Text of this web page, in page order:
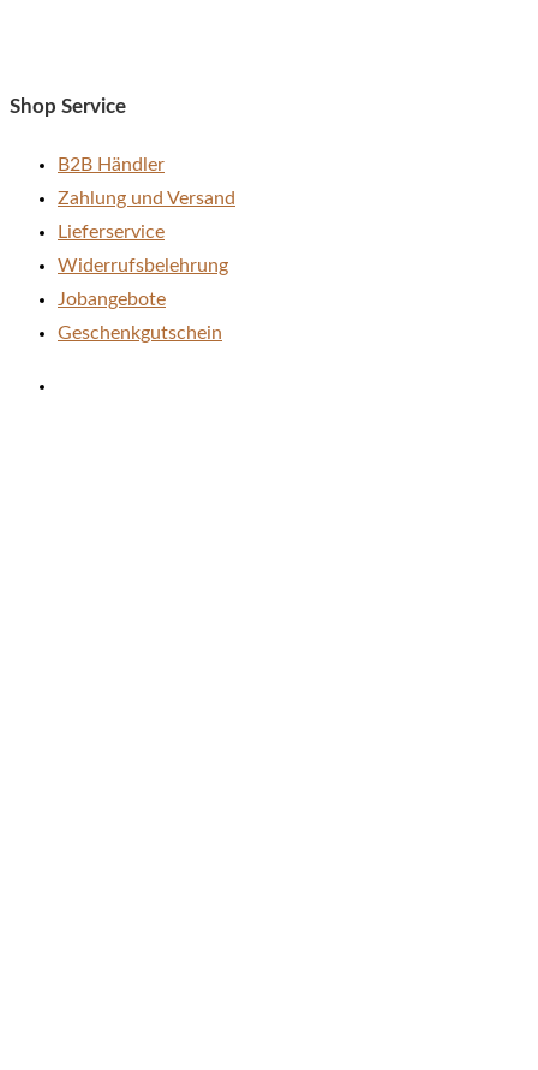
Shop Service
B2B Händler
Zahlung und Versand
Lieferservice
Widerrufsbelehrung
Jobangebote
Geschenkgutschein